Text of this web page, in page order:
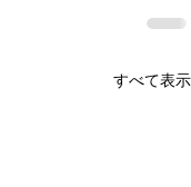
すべて表示